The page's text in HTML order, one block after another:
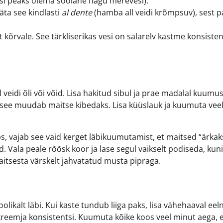
see kindlasti al dente(hamba all veidi krõmpsuv), sest
See tärkliserikas vesi on salarelv kastme
õli või võid. Lisa hakitud sibul ja prae madalal
muudab maitse kibedaks. Lisa küüslauk ja kuumuta veel
vajab see vaid kerget läbikuumutamist, et maitsed
peale rõõsk koor ja lase segul vaikselt podiseda,
värskelt jahvatatud musta pipraga.
läbi. Kui kaste tundub liiga paks, lisa vähehaaval
konsistentsi. Kuumuta kõike koos veel minut aega,